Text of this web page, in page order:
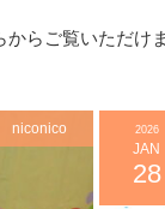
らご覧いただけま
niconico 2026
JAN
28